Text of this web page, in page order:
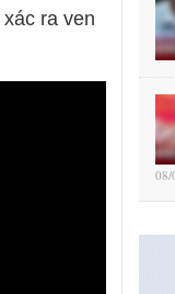
ra ven
08/